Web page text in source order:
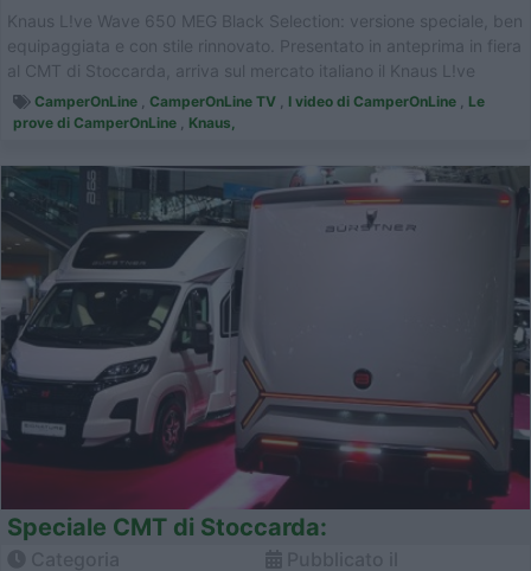
Knaus L!ve Wave 650 MEG Black Selection: versione speciale, ben
equipaggiata e con stile rinnovato. Presentato in anteprima in fiera
al CMT di Stoccarda, arriva sul mercato italiano il Knaus L!ve
Wave...
CamperOnLine CamperOnLine TV I video di CamperOnLine
Le
prove di CamperOnLine
Knaus,
Speciale CMT di Stoccarda: